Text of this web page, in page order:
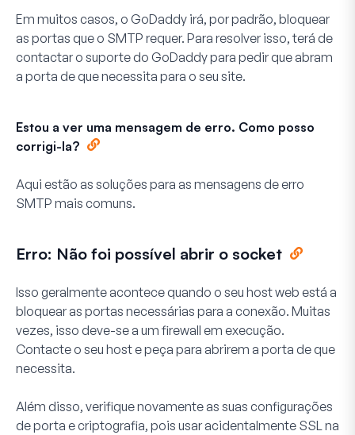
Em muitos casos, o GoDaddy irá, por padrão, bloquear
as portas que o SMTP requer. Para resolver isso, terá de
contactar o suporte do GoDaddy para pedir que abram
a porta de que necessita para o seu site.
Estou a ver uma mensagem de erro. Como posso
corrigi-la?
Aqui estão as soluções para as mensagens de erro
SMTP mais comuns.
Erro: Não foi possível abrir o socket
Isso geralmente acontece quando o seu host web está a
bloquear as portas necessárias para a conexão. Muitas
vezes, isso deve-se a um firewall em execução.
Contacte o seu host e peça para abrirem a porta de que
necessita.
Além disso, verifique novamente as suas configurações
de porta e criptografia, pois usar acidentalmente SSL na